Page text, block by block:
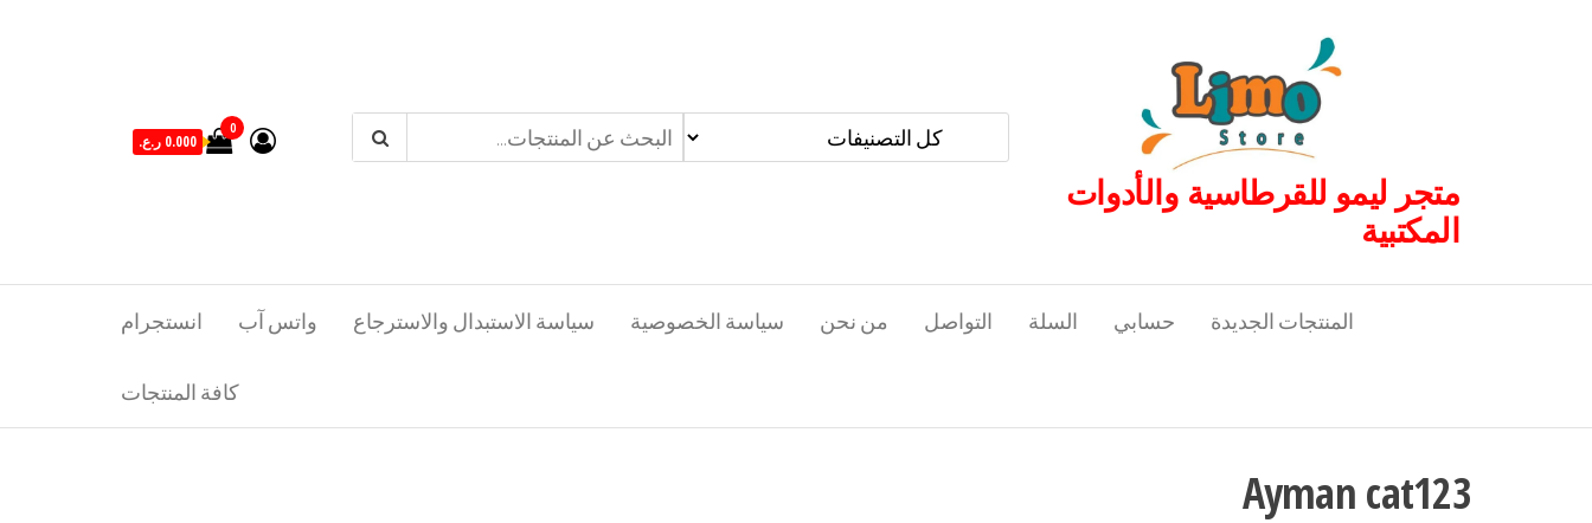
متجر ليمو للقرطاسية والأدوات
المكتبية
0
0.000 ر.ع.
انستجرام واتس آب سياسة الاستبدال والاسترجاع سياسة الخصوصية من نحن التواصل السلة حسابي المنتجات الجديدة
كافة المنتجات
Ayman cat123